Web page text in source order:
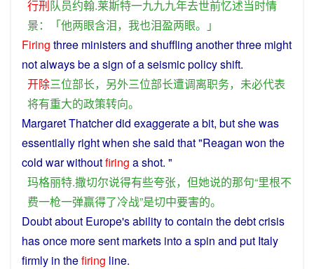
行刑队员约翰.莱斯特一九九九年去世前忆述当时情
景：「他两眼含泪， 我也泪盈两眼。」
Firing three ministersand shuffling anotherthree might
notalwaysbeasign ofaseismicpolicyshift.
开除三位部长， 另外三位部长遭调离职务， 未必代表
将有重大的政策转向。
MargaretThatcher did exaggerateabit, butshewas
essentially right when shesaid that"Reagan won the
cold warwithoutfiring ashot. "
玛格丽特.撒切尔说得有些夸张， 但她说的那句“里根不
费一枪一弹赢得了冷战”是切中要害的。
Doubtabout Europe'sabilitytocontain thedebtcrisis
hasonce more sent markets intoa spin and put Italy
firmly in thefiring line.